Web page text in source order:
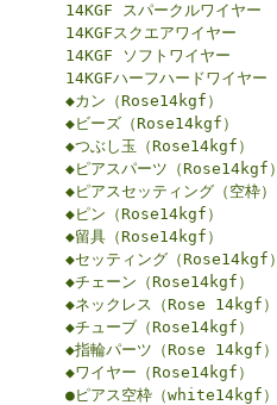
14KGF スパークルワイヤー
14KGFスクエアワイヤー
14KGF ソフトワイヤー
14KGFハーフハードワイヤー
◆カン（Rose14kgf）
◆ビーズ（Rose14kgf）
◆つぶし玉（Rose14kgf）
◆ピアスパーツ（Rose14kgf）
◆ピアスセッティング（空枠）
◆ピン（Rose14kgf）
◆留具（Rose14kgf）
◆セッティング（Rose14kgf）
◆チェーン（Rose14kgf）
◆ネックレス（Rose 14kgf）
◆チューブ（Rose14kgf）
◆指輪パーツ（Rose 14kgf）
◆ワイヤー（Rose14kgf）
●ピアス空枠（white14kgf）